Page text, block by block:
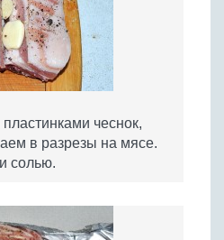
чеснок,
в разрезы на мясе.
солью.